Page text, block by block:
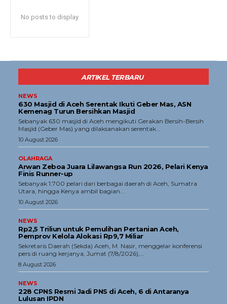
Redaksi
Redaksi
Hubungi Kami
Aset
Indeks Artikel
No posts to display
ARTIKEL TERBARU
NEWS
630 Masjid di Aceh Serentak Ikuti Geber Mas, ASN
Kemenag Turun Bersihkan Masjid
Sebanyak 630 masjid di Aceh mengikuti Gerakan Bersih-Bersih
Masjid (Geber Mas) yang dilaksanakan serentak...
10 August 2026
OLAHRAGA
Arwan Zeboa Juara Lilawangsa Run 2026, Pelari Kenya
Finis Runner-up
Sebanyak 1.700 pelari dari berbagai daerah di Aceh, Sumatra
Utara, hingga Kenya ambil bagian...
10 August 2026
NEWS
Rp2,5 Triliun untuk Pemulihan Pertanian Aceh,
Pemprov Kelola Alokasi Rp9,7 Miliar
‎Sekretaris Daerah (Sekda) Aceh, M. Nasir, menggelar konferensi
pers di ruang kerjanya, Jumat (7/8/2026),...
8 August 2026
NEWS
228 CPNS Resmi Jadi PNS di Aceh, 6 di Antaranya
Lulusan IPDN